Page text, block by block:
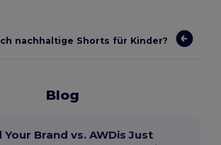
nachhaltige Shorts für Kinder?
Blog
Your Brand vs. AWDis Just